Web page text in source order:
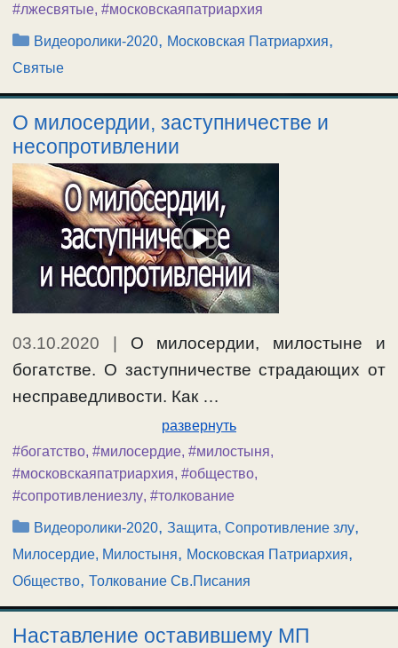
#лжесвятые, #московскаяпатриархия
Рубрики
Видеоролики-2020, Московская Патриархия,
Святые
О милосердии, заступничестве и
несопротивлении
03.10.2020
О милосердии, милостыне и
богатстве. О заступничестве страдающих от
несправедливости. Как …
развернуть
#богатство, #милосердие, #милостыня,
#московскаяпатриархия, #общество,
#сопротивлениезлу, #толкование
Рубрики
Видеоролики-2020,Защита, Сопротивление злу,
Милосердие, Милостыня, Московская Патриархия,
Общество, Толкование Св.Писания
Наставление оставившему МП